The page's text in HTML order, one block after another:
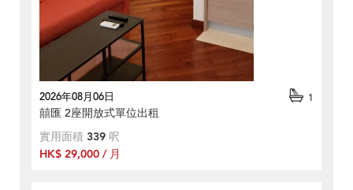
2026年08月06日 1
囍匯 2座開放式單位出租
實用面積 339 呎
HK$ 29,000 / 月